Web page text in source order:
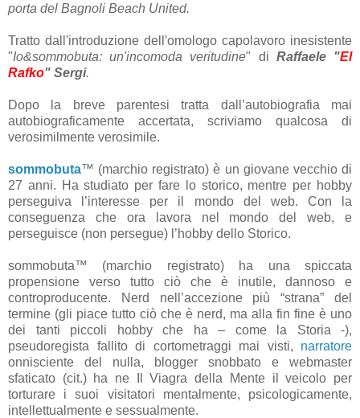
porta del Bagnoli Beach United.
Tratto dall'introduzione dell'omologo capolavoro inesistente
"Io&sommobuta: un'incomoda veritudine" di Raffaele "El
Rafko" Sergi.
Dopo la breve parentesi tratta dall’autobiografia mai
autobiograficamente accertata, scriviamo qualcosa di
verosimilmente verosimile.
sommobuta™ (marchio registrato) è un giovane vecchio di
27 anni. Ha studiato per fare lo storico, mentre per hobby
perseguiva l’interesse per il mondo del web. Con la
conseguenza che ora lavora nel mondo del web, e
perseguisce (non persegue) l’hobby dello Storico.
sommobuta™ (marchio registrato) ha una spiccata
propensione verso tutto ciò che è inutile, dannoso e
controproducente. Nerd nell’accezione più “strana” del
termine (gli piace tutto ciò che è nerd, ma alla fin fine è uno
dei tanti piccoli hobby che ha – come la Storia -),
pseudoregista fallito di cortometraggi mai visti, narratore
onnisciente del nulla, blogger snobbato e webmaster
sfaticato (cit.) ha ne Il Viagra della Mente il veicolo per
torturare i suoi visitatori mentalmente, psicologicamente,
intellettualmente e sessualmente.